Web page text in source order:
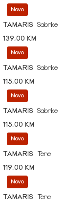
Novo
TAMARIS
Salonke
139,00 KM
Novo
TAMARIS
Salonke
115,00 KM
Novo
TAMARIS
Salonke
115,00 KM
Novo
TAMARIS
Tene
119,00 KM
Novo
TAMARIS
Tene